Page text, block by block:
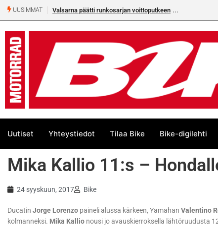
UUSIMMAT Valsarna päätti runkosarjan voittoputkeen
Uutiset Yhteystiedot Tilaa Bike Bike-digilehti
Mika Kallio 11:s –
24 syyskuun, 2017 Bike
Ducatin Jorge Lorenzo paineli alussa kärkeen, Yamahan Valentino
kolmanneksi. Mika Kallio nousi jo avauskierroksella lähtöruudusta